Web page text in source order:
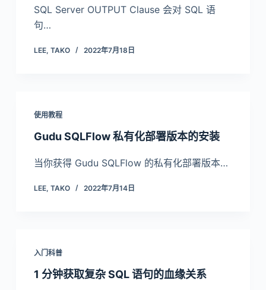
SQL Server OUTPUT Clause 会对 SQL 语
句…
LEE, TAKO 2022年7月18日
使用教程
Gudu SQLFlow 私有化部署版本的安装
当你获得 Gudu SQLFlow 的私有化部署版本…
LEE, TAKO 2022年7月14日
入门科普
1 分钟获取复杂 SQL 语句的血缘关系